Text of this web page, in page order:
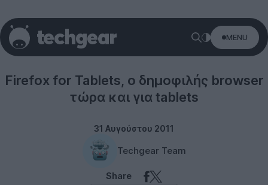
MENU
Firefox for Tablets, ο δημοφιλής browser
τώρα και για tablets
31 Αυγούστου 2011
Techgear Team
Share